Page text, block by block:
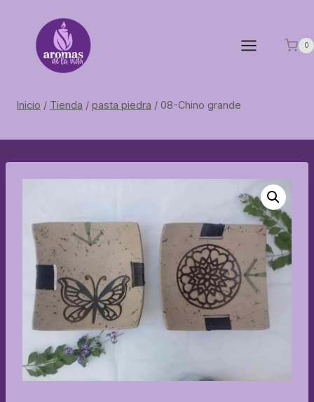
contenido
0
Inicio / Tienda / pasta piedra / 08-Chino grande